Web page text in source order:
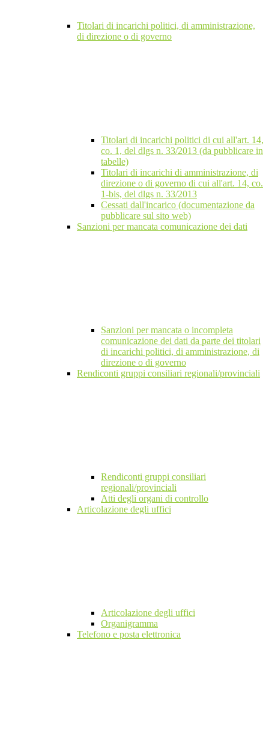
Titolari di incarichi politici, di amministrazione,
di direzione o di governo
Titolari di incarichi politici di cui all'art. 14,
co. 1, del dlgs n. 33/2013 (da pubblicare in
tabelle)
Titolari di incarichi di amministrazione, di
direzione o di governo di cui all'art. 14, co.
1-bis, del dlgs n. 33/2013
Cessati dall'incarico (documentazione da
pubblicare sul sito web)
Sanzioni per mancata comunicazione dei dati
Sanzioni per mancata o incompleta
comunicazione dei dati da parte dei titolari
di incarichi politici, di amministrazione, di
direzione o di governo
Rendiconti gruppi consiliari regionali/provinciali
Rendiconti gruppi consiliari
regionali/provinciali
Atti degli organi di controllo
Articolazione degli uffici
Articolazione degli uffici
Organigramma
Telefono e posta elettronica